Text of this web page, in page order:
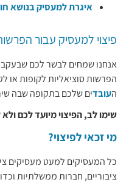
איגרת למעסיק בנושא
פיצוי למעסיק עבור הפרשות
אנחנו שמחים לבשר לכם
הפרשות סוציאליות לקופות או
עובדים שלכם בתקופה שבה
שימו לב, הפיצוי מיועד לכם ולא ל
מי זכאי לפיצוי?
כל המעסיקים למעט מעסיקים
ציבוריים, חברות ממשלתיות